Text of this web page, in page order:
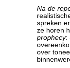
Na de
spreken
ze horen
prophecy:
over